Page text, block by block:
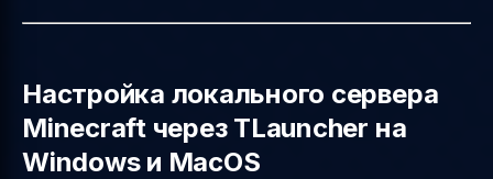
Полезные ссылки
Настройка локального сервера
Minecraft через TLauncher на
Windows и MacOS